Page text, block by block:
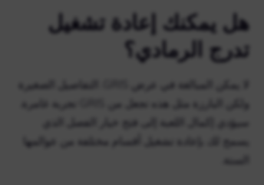
هل يمكنك إعادة تشغيل
تدرج الرمادي؟
لا يمكن المبالغة في عرض GRIS. التفاصيل الصغيرة
ولكن البارزة مثل هذه تجعل من GRIS تجربة غامرة.
سيؤدي إكمال اللعبة إلى فتح خيار الفصل الذي
يسمح لك بإعادة تشغيل أقسام مختلفة من عوالمها
الستة.